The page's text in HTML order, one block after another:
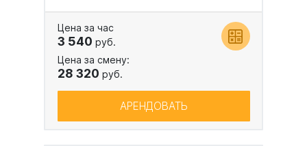
Цена за час
3 540 руб.
Цена за смену:
28 320 руб.
АРЕНДОВАТЬ